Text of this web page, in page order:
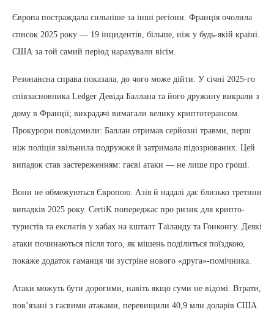
Європа постраждала сильніше за інші регіони. Франція очолила
список 2025 року — 19 інцидентів, більше, ніж у будь-якій країні.
США за той самий період нарахували вісім.
Резонансна справа показала, до чого може дійти. У січні 2025-го
співзасновника Ledger Девіда Баллана та його дружину викрали з
дому в Франції; викрадачі вимагали велику криптотерансом.
Прокурори повідомили: Баллан отримав серйозні травми, перш
ніж поліція звільнила подружжя й затримала підозрюваних. Цей
випадок став застереженням: гаєві атаки — не лише про гроші.
Вони не обмежуються Європою. Азія й надалі дає близько третини
випадків 2025 року. CertiK попереджає про ризик для крипто-
туристів та експатів у хабах на кшталт Таїланду та Гонконгу. Деякі
атаки починаються після того, як мішень поділиться поїздкою,
покаже додаток гаманця чи зустріне нового «друга»-помічника.
Атаки можуть бути дорогими, навіть якщо суми не відомі. Втрати,
пов’язані з гаєвими атаками, перевищили 40,9 млн доларів США